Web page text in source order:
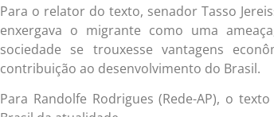
Para o relator do texto, senador Tasso
enxergava o migrante como uma
sociedade se trouxesse vantagens
contribuição ao desenvolvimento do Brasil.
Para Randolfe Rodrigues (Rede-AP), o